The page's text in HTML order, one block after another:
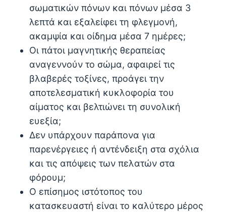
σωματικών πόνων και πόνων μέσα 3
λεπτά και εξαλείφει τη φλεγμονή,
ακαμψία και οίδημα μέσα 7 ημέρες;
Οι πάτοι μαγνητικής θεραπείας
αναγεννούν το σώμα, αφαιρεί τις
βλαβερές τοξίνες, προάγει την
αποτελεσματική κυκλοφορία του
αίματος και βελτιώνει τη συνολική
ευεξία;
Δεν υπάρχουν παράπονα για
παρενέργειες ή αντένδειξη στα σχόλια
και τις απόψεις των πελατών στα
φόρουμ;
Ο επίσημος ιστότοπος του
κατασκευαστή είναι το καλύτερο μέρος